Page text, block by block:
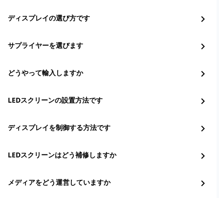
ディスプレイの選び方です chevron_right
サプライヤーを選びます chevron_right
どうやって輸入しますか chevron_right
LEDスクリーンの設置方法です chevron_right
ディスプレイを制御する方法です chevron_right
LEDスクリーンはどう補修しますか chevron_right
メディアをどう運営していますか chevron_right